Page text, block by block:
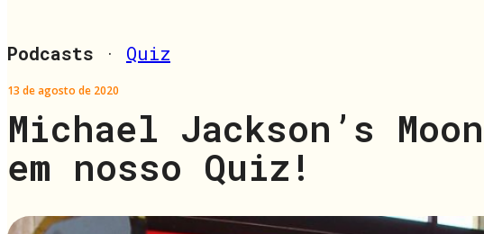
Podcasts · Quiz
13 de agosto de 2020
Michael Jackson’s
em nosso Quiz!